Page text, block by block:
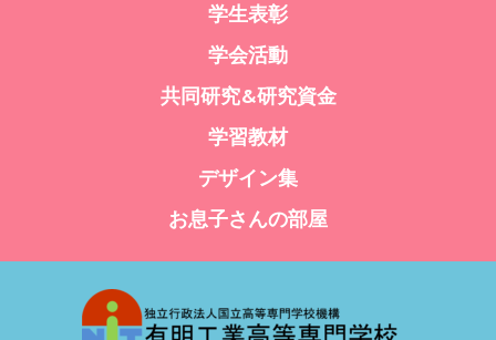
学生表彰
学会活動
共同研究&研究資金
学習教材
デザイン集
お息子さんの部屋